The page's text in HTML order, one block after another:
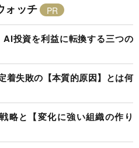
ォッチ
投資を利益に転換する三つの
着失敗の【本質的原因】とは何
略と【変化に強い組織の作り